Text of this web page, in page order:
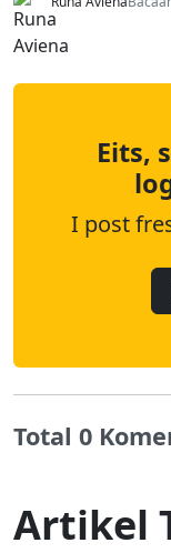
Eits,
I post
Total 0
Artikel